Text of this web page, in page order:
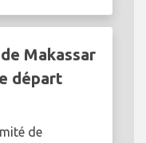
Makassar
départ
de